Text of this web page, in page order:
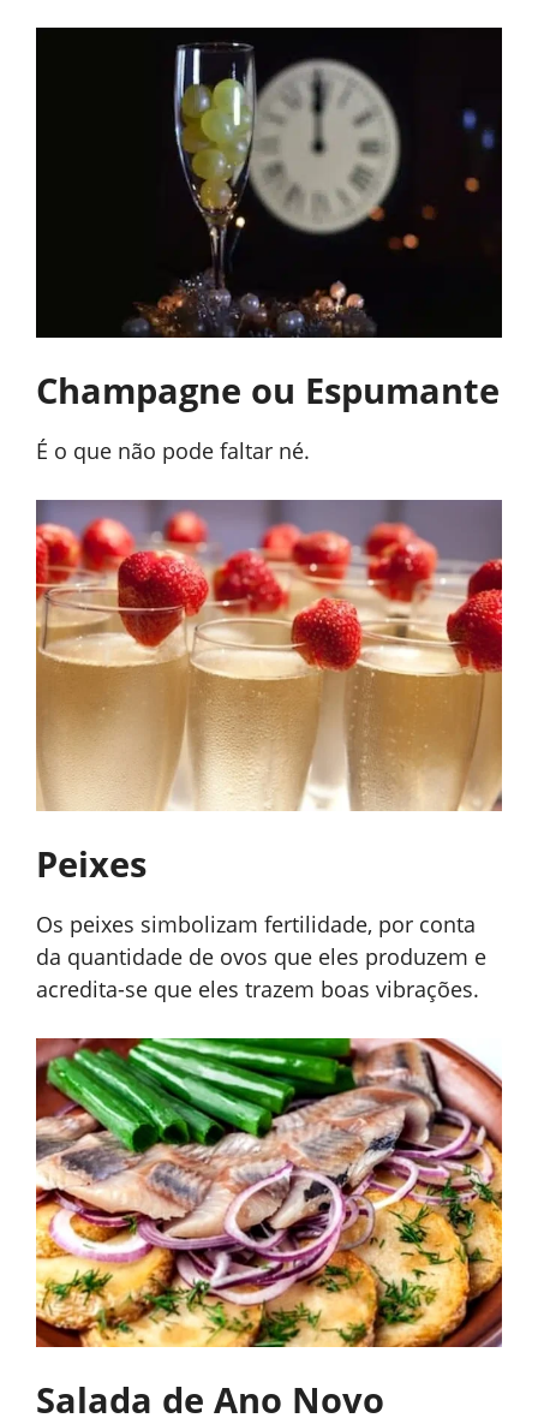
Champagne ou Espumante
É o que não pode faltar né.
Peixes
Os peixes simbolizam fertilidade, por conta
da quantidade de ovos que eles produzem e
acredita-se que eles trazem boas vibrações.
Salada de Ano Novo